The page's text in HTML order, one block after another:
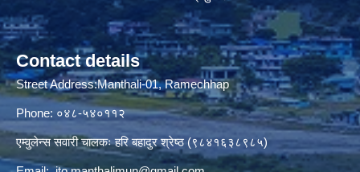
Contact details
Street Address:Manthali-01, Ramechhap
Phone: ०४८-५४०११२
एम्वुलेन्स सवारी चालकः हरि बहादुर श्रेष्ठ (९८४१६३८९८५)